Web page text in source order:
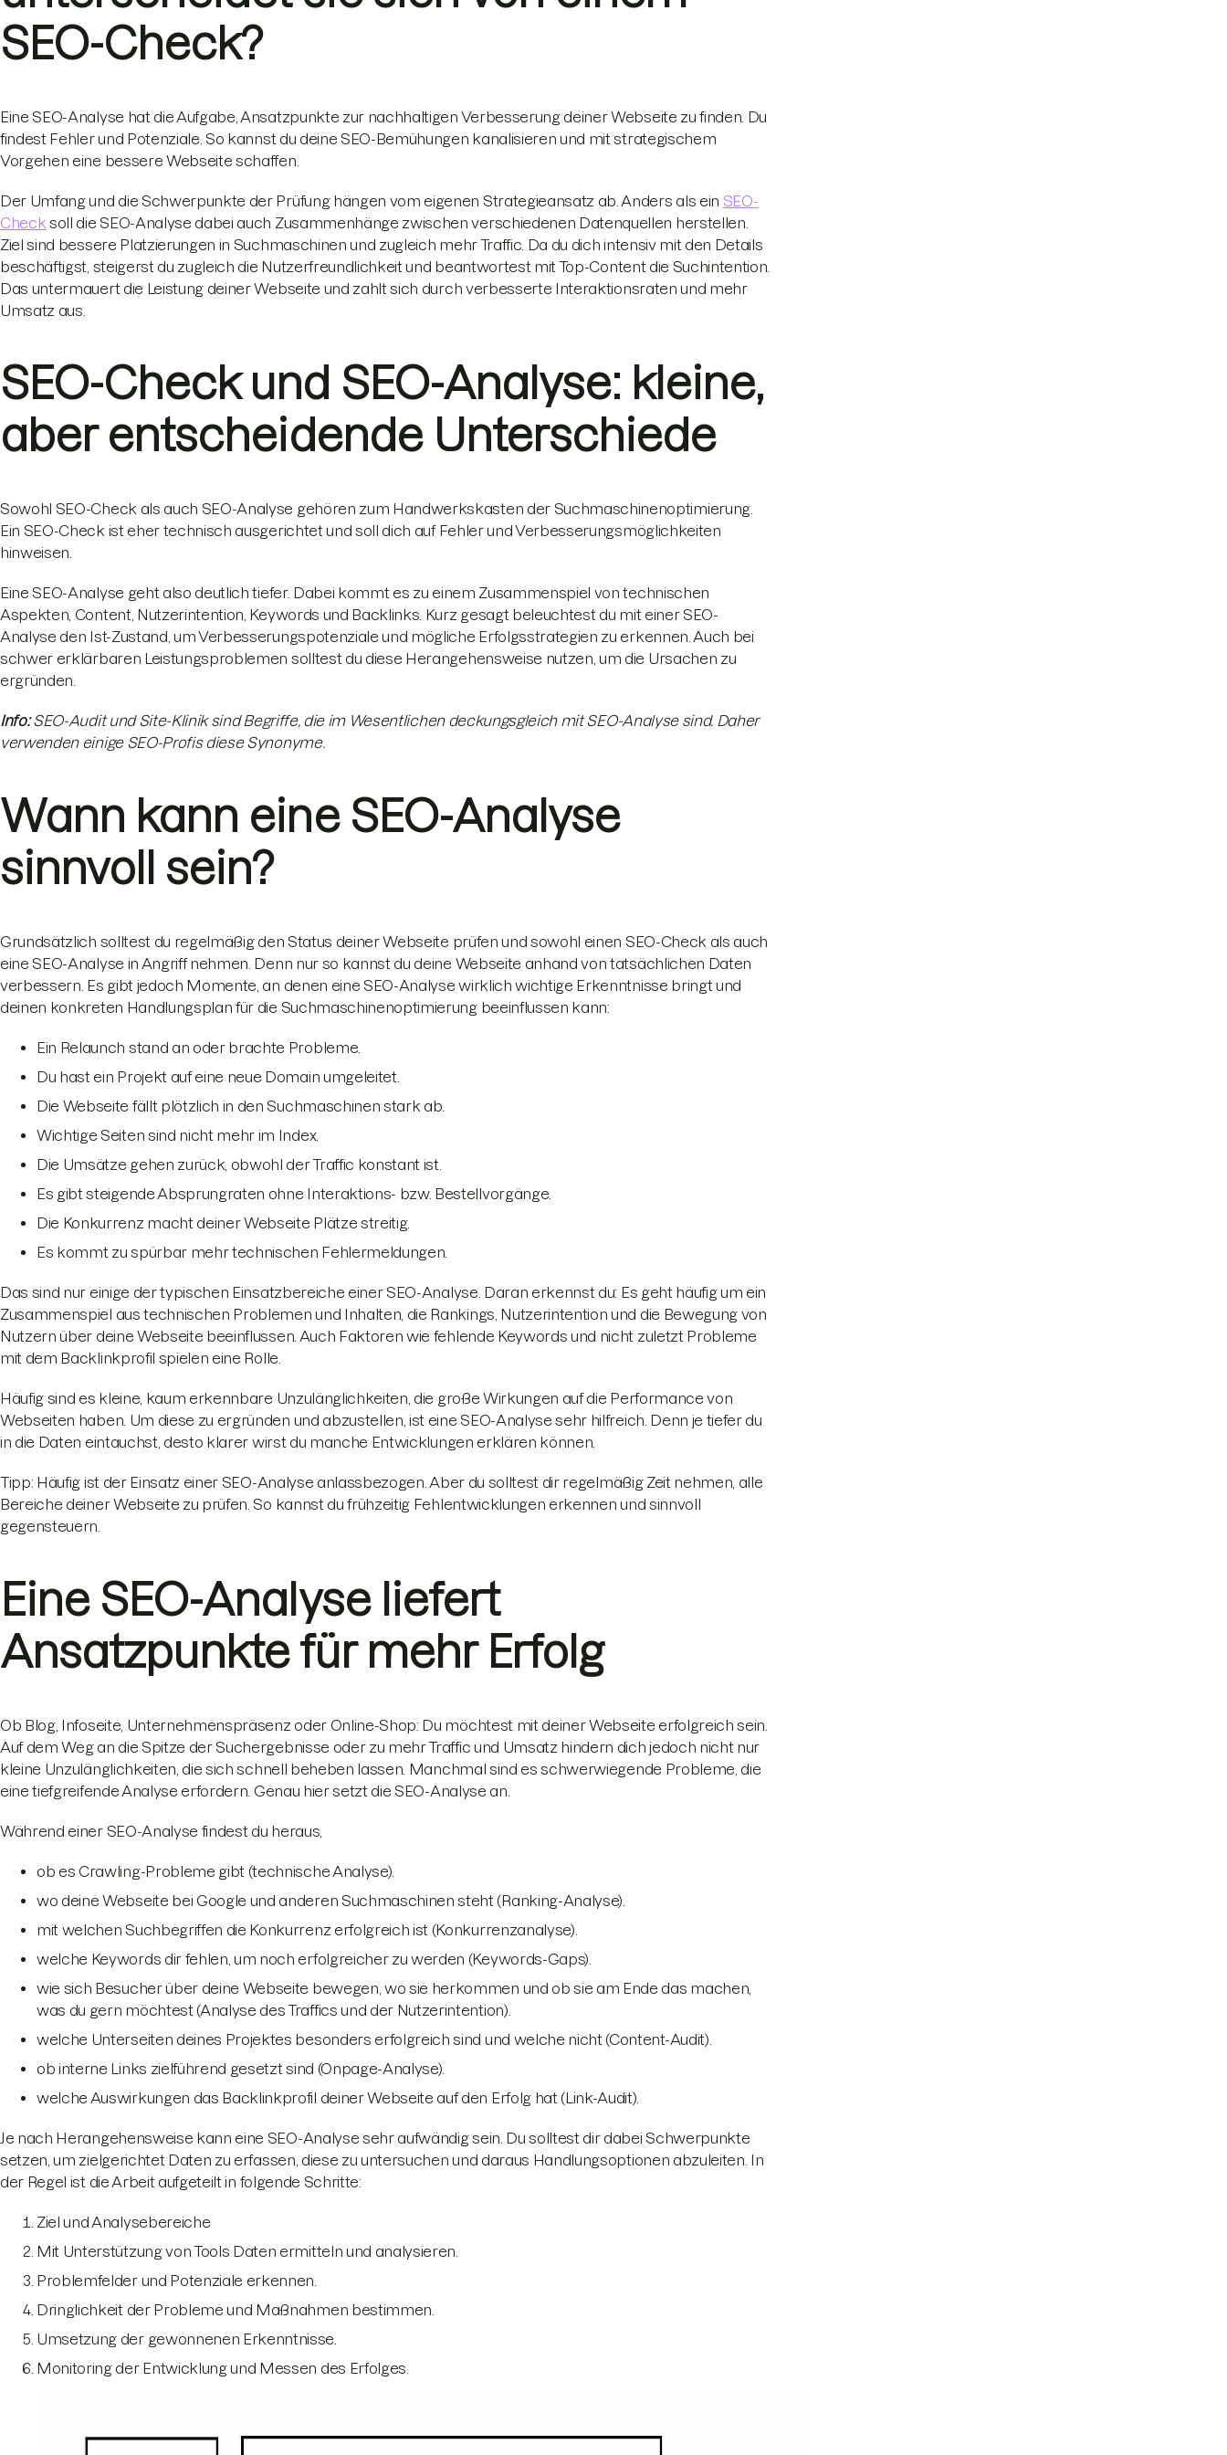
SEO-Check?
Eine SEO-Analyse hat die Aufgabe, Ansatzpunkte zur nachhaltigen Verbesserung deiner Webseite zu finden. Du
findest Fehler und Potenziale. So kannst du deine SEO-Bemühungen kanalisieren und mit strategischem
Vorgehen eine bessere Webseite schaffen.
Der Umfang und die Schwerpunkte der Prüfung hängen vom eigenen Strategieansatz ab. Anders als ein SEO-
Check soll die SEO-Analyse dabei auch Zusammenhänge zwischen verschiedenen Datenquellen herstellen.
Ziel sind bessere Platzierungen in Suchmaschinen und zugleich mehr Traffic. Da du dich intensiv mit den Details
beschäftigst, steigerst du zugleich die Nutzerfreundlichkeit und beantwortest mit Top-Content die Suchintention.
Das untermauert die Leistung deiner Webseite und zahlt sich durch verbesserte Interaktionsraten und mehr
Umsatz aus.
SEO-Check und SEO-Analyse: kleine,
aber entscheidende Unterschiede
Sowohl SEO-Check als auch SEO-Analyse gehören zum Handwerkskasten der Suchmaschinenoptimierung.
Ein SEO-Check ist eher technisch ausgerichtet und soll dich auf Fehler und Verbesserungsmöglichkeiten
hinweisen.
Eine SEO-Analyse geht also deutlich tiefer. Dabei kommt es zu einem Zusammenspiel von technischen
Aspekten, Content, Nutzerintention, Keywords und Backlinks. Kurz gesagt beleuchtest du mit einer SEO-
Analyse den Ist-Zustand, um Verbesserungspotenziale und mögliche Erfolgsstrategien zu erkennen. Auch bei
schwer erklärbaren Leistungsproblemen solltest du diese Herangehensweise nutzen, um die Ursachen zu
ergründen.
Info:SEO-Audit und Site-Klinik sind Begriffe, die im Wesentlichen deckungsgleich mit SEO-Analyse sind. Daher
verwenden einige SEO-Profis dieseSynonyme.
Wann kann eine SEO-Analyse
sinnvoll sein?
Grundsätzlich solltest du regelmäßig den Status deiner Webseite prüfen und sowohl einen SEO-Check als auch
eine SEO-Analyse in Angriff nehmen. Denn nur so kannst du deine Webseite anhand von tatsächlichen Daten
verbessern. Es gibt jedoch Momente, an denen eine SEO-Analyse wirklich wichtige Erkenntnisse bringt und
deinen konkreten Handlungsplan für die Suchmaschinenoptimierung beeinflussen kann:
Ein Relaunch stand an oder brachte Probleme.
Du hast ein Projekt auf eine neue Domain umgeleitet.
Die Webseite fällt plötzlich in den Suchmaschinen stark ab.
Wichtige Seiten sind nicht mehr im Index.
Die Umsätze gehen zurück, obwohl der Traffic konstant ist.
Es gibt steigende Absprungraten ohne Interaktions- bzw. Bestellvorgänge.
Die Konkurrenz macht deiner Webseite Plätze streitig.
Es kommt zu spürbar mehr technischen Fehlermeldungen.
Das sind nur einige der typischen Einsatzbereiche einer SEO-Analyse. Daran erkennst du: Es geht häufig um ein
Zusammenspiel aus technischen Problemen und Inhalten, die Rankings, Nutzerintention und die Bewegung von
Nutzern über deine Webseite beeinflussen. Auch Faktoren wie fehlende Keywords und nicht zuletzt Probleme
mit dem Backlinkprofil spielen eine Rolle.
Häufig sind es kleine, kaum erkennbare Unzulänglichkeiten, die große Wirkungen auf die Performance von
Webseiten haben. Um diese zu ergründen und abzustellen, ist eine SEO-Analyse sehr hilfreich. Denn je tiefer du
in die Daten eintauchst, desto klarer wirst du manche Entwicklungen erklären können.
Tipp: Häufig ist der Einsatz einer SEO-Analyse anlassbezogen. Aber du solltest dir regelmäßig Zeit nehmen, alle
Bereiche deiner Webseite zu prüfen. So kannst du frühzeitig Fehlentwicklungen erkennen und sinnvoll
gegensteuern.
Eine SEO-Analyse liefert
Ansatzpunkte für mehr Erfolg
Ob Blog, Infoseite, Unternehmenspräsenz oder Online-Shop: Du möchtest mit deiner Webseite erfolgreich sein.
Auf dem Weg an die Spitze der Suchergebnisse oder zu mehr Traffic und Umsatz hindern dich jedoch nicht nur
kleine Unzulänglichkeiten, die sich schnell beheben lassen. Manchmal sind es schwerwiegende Probleme, die
eine tiefgreifende Analyse erfordern. Genau hier setzt die SEO-Analyse an.
Während einer SEO-Analyse findest du heraus,
ob es Crawling-Probleme gibt (technische Analyse).
wo deine Webseite bei Google und anderen Suchmaschinen steht (Ranking-Analyse).
mit welchen Suchbegriffen die Konkurrenz erfolgreich ist (Konkurrenzanalyse).
welche Keywords dir fehlen, um noch erfolgreicher zu werden (Keywords-Gaps).
wie sich Besucher über deine Webseite bewegen, wo sie herkommen und ob sie am Ende das machen,
was du gern möchtest (Analyse des Traffics und der Nutzerintention).
welche Unterseiten deines Projektes besonders erfolgreich sind und welche nicht (Content-Audit).
ob interne Links zielführend gesetzt sind (Onpage-Analyse).
welche Auswirkungen das Backlinkprofil deiner Webseite auf den Erfolg hat (Link-Audit).
Je nach Herangehensweise kann eine SEO-Analyse sehr aufwändig sein. Du solltest dir dabei Schwerpunkte
setzen, um zielgerichtet Daten zu erfassen, diese zu untersuchen und daraus Handlungsoptionen abzuleiten. In
der Regel ist die Arbeit aufgeteilt in folgende Schritte:
Ziel und Analysebereiche
Mit Unterstützung von Tools Daten ermitteln und analysieren.
Problemfelder und Potenziale erkennen.
Dringlichkeit der Probleme und Maßnahmen bestimmen.
Umsetzung der gewonnenen Erkenntnisse.
Monitoring der Entwicklung und Messen des Erfolges.